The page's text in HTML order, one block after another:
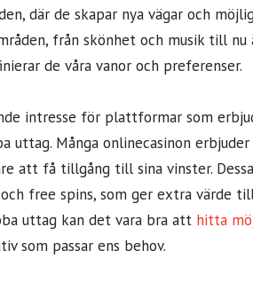
där de skapar nya vägar och
från skönhet och musik till nu
de våra vanor och preferenser.
intresse för plattformar som
uttag. Många onlinecasinon
att få tillgång till sina vinster.
free spins, som ger extra värde
uttag kan det vara bra att hitta
som passar ens behov.